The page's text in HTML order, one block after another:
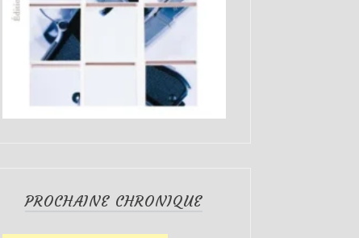
PROCHAINE CHRONIQUE